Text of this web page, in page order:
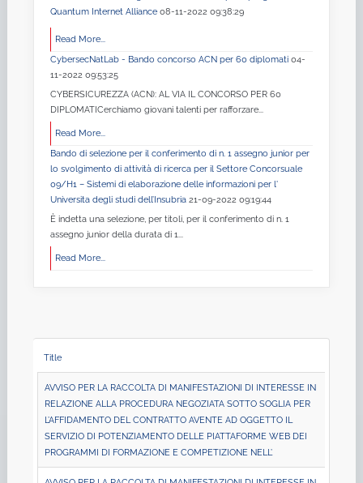
Quantum Internet Alliance 08-11-2022 09:38:29
Read More...
CybersecNatLab - Bando concorso ACN per 60 diplomati 04-
11-2022 09:53:25
CYBERSICUREZZA (ACN): AL VIA IL CONCORSO PER 60
DIPLOMATICerchiamo giovani talenti per rafforzare...
Read More...
Bando di selezione per il conferimento di n. 1 assegno junior per
lo svolgimento di attività di ricerca per il Settore Concorsuale
09/H1 – Sistemi di elaborazione delle informazioni per l'
Universita degli studi dell’Insubria 21-09-2022 09:19:44
È indetta una selezione, per titoli, per il conferimento di n. 1
assegno junior della durata di 1...
Read More...
Title
AVVISO PER LA RACCOLTA DI MANIFESTAZIONI DI INTERESSE IN
RELAZIONE ALLA PROCEDURA NEGOZIATA SOTTO SOGLIA PER
L’AFFIDAMENTO DEL CONTRATTO AVENTE AD OGGETTO IL
SERVIZIO DI POTENZIAMENTO DELLE PIATTAFORME WEB DEI
PROGRAMMI DI FORMAZIONE E COMPETIZIONE NELL’